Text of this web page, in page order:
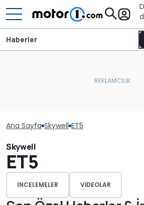
Haberler
Ana Sayfa Skywell ET5
Skywell
ET5
INCELEMELER VIDEOLAR